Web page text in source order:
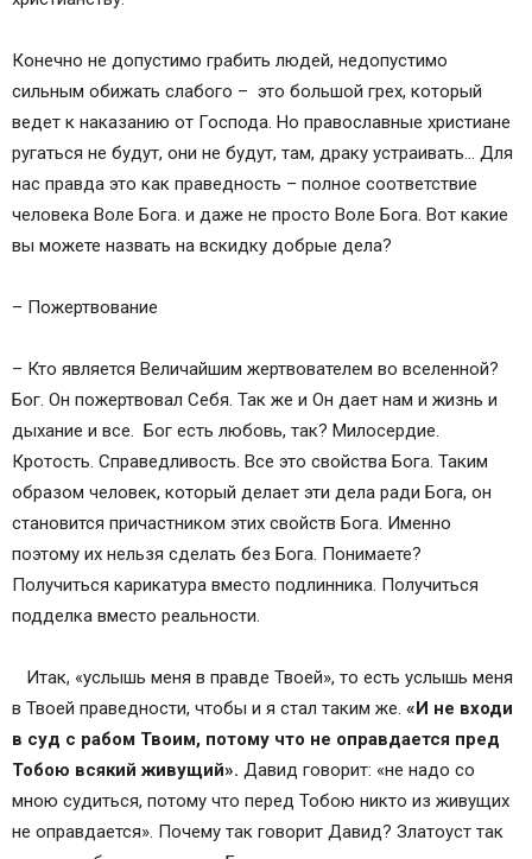
Конечно не допустимо грабить людей, недопустимо
сильным обижать слабого – это большой грех, который
ведет к наказанию от Господа. Но православные христиане
ругаться не будут, они не будут, там, драку устраивать… Для
нас правда это как праведность – полное соответствие
человека Воле Бога. и даже не просто Воле Бога. Вот какие
вы можете назвать на вскидку добрые дела?
– Пожертвование
– Кто является Величайшим жертвователем во вселенной?
Бог. Он пожертвовал Себя. Так же и Он дает нам и жизнь и
дыхание и все. Бог есть любовь, так? Милосердие.
Кротость. Справедливость. Все это свойства Бога. Таким
образом человек, который делает эти дела ради Бога, он
становится причастником этих свойств Бога. Именно
поэтому их нельзя сделать без Бога. Понимаете?
Получиться карикатура вместо подлинника. Получиться
подделка вместо реальности.
Итак, «услышь меня в правде Твоей», то есть услышь меня
в Твоей праведности, чтобы и я стал таким же. «И не входи
в суд с рабом Твоим, потому что не оправдается пред
Тобою всякий живущий». Давид говорит: «не надо со
мною судиться, потому что перед Тобою никто из живущих
не оправдается». Почему так говорит Давид? Златоуст так